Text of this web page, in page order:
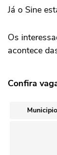
Já o Sine
Os
acontece
Confira